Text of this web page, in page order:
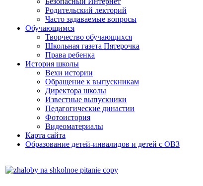
Родительский лекторий
Часто задаваемые вопросы
Обучающимся
Творчество обучающихся
Школьная газета Пятерочка
Права ребенка
История школы
Вехи истории
Обращение к выпускникам
Директора школы
Известные выпускники
Педагогические династии
Фотоистория
Видеоматериалы
Карта сайта
Образование детей-инвалидов и детей с ОВЗ